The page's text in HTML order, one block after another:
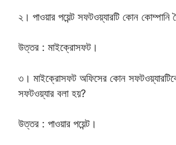
২। পাওয়ার পয়েন্ট সফটওয়্যারটি কোন কোম্পানি
উত্তর : মাইক্রোসফট।
৩। মাইক্রোসফট অফিসের কোন
সফটওয়্যার বলা হয়?
উত্তর : পাওয়ার পয়েন্ট।